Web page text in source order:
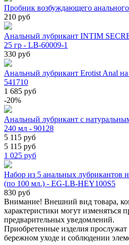
Пробник возбуждающего
210 руб
Анальный лубрикант INTIM
25 гр - LB-60009-1
330 руб
Анальный лубрикант Erotist Anal
541710
1 685 руб
-20%
Анальный лубрикант с
240 мл - 90128
5 115 руб
5 115 руб
1 025 руб
Набор из 5 анальных лубрикантов
(по 100 мл.) - EG-LB-HEY100S5
830 руб
Внимание! Внешний вид товара,
характеристики могут изменяться
предварительных уведомлений.
Приобретенные изделия прослужат
бережном уходе и соблюдении